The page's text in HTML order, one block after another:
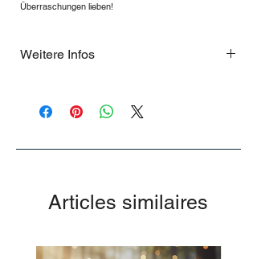
Überraschungen lieben!
Weitere Infos
Articles similaires